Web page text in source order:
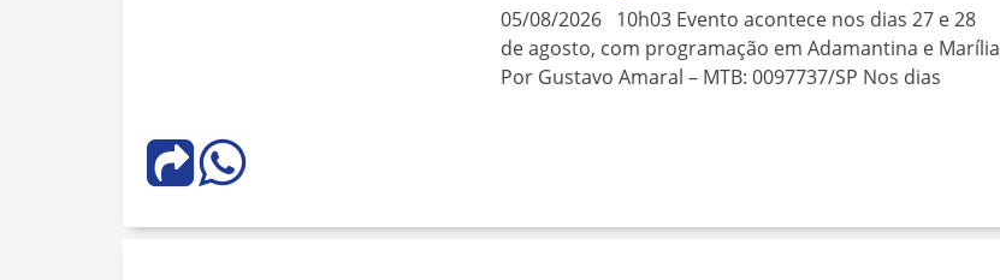
05/08/2026 10h03 Evento acontece nos dias 27 e 28
de agosto, com programação em Adamantina e Marília
Por Gustavo Amaral – MTB: 0097737/SP Nos dias